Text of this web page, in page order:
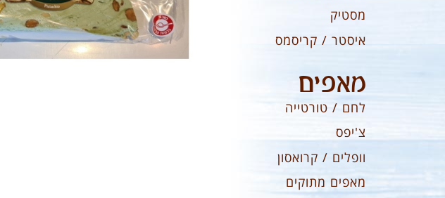
מסטיק
איסטר / קריסמס
מאפים
לחם / טורטייה
צ'יפס
וופלים / קרואסון
מאפים מתוקים